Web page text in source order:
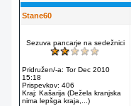
Stane60
Sezuva pancarje na sedežnici
Pridružen/-a: Tor Dec 2010
15:18
Prispevkov: 406
Kraj: Kašarija (Dežela kranjska
nima lepšga kraja,...)